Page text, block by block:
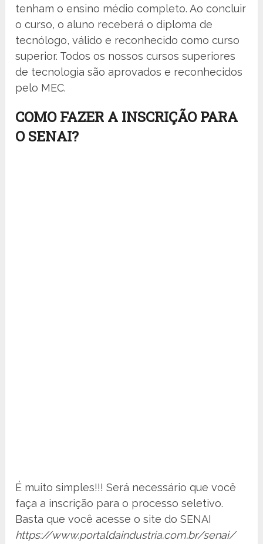
tenham o ensino médio completo. Ao concluir
o curso, o aluno receberá o diploma de
tecnólogo, válido e reconhecido como curso
superior. Todos os nossos cursos superiores
de tecnologia são aprovados e reconhecidos
pelo MEC.
COMO FAZER A INSCRIÇÃO PARA
O SENAI?
É muito simples!!! Será necessário que você
faça a inscrição para o processo seletivo.
Basta que você acesse o site do SENAI
https://www.portaldaindustria.com.br/senai/